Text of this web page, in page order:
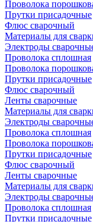
Проволока
Прутки присадочные
Флюс сварочный
Материалы для
Электроды
Проволока сплошная
Проволока
Прутки присадочные
Флюс сварочный
Ленты сварочные
Материалы для
Электроды
Проволока сплошная
Проволока
Прутки присадочные
Флюс сварочный
Ленты сварочные
Материалы для
Электроды
Проволока сплошная
Прутки присадочные